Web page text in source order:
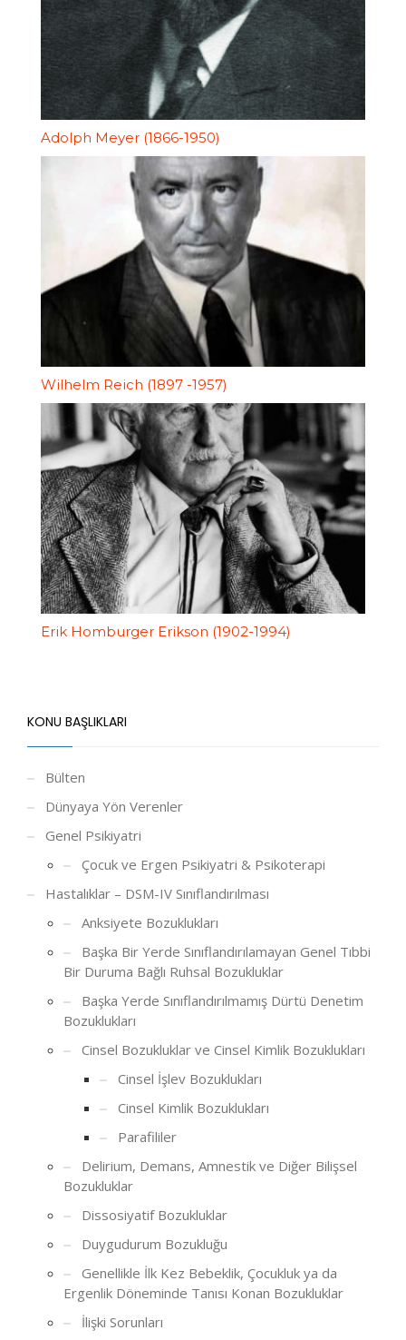
Adolph Meyer (1866-1950)
Wilhelm Reich (1897 -1957)
Erik Homburger Erikson (1902-1994)
KONU BAŞLIKLARI
Bülten
Dünyaya Yön Verenler
Genel Psikiyatri
Çocuk ve Ergen Psikiyatri & Psikoterapi
Hastalıklar – DSM-IV Sınıflandırılması
Anksiyete Bozuklukları
Başka Bir Yerde Sınıflandırılamayan Genel Tıbbi
Bir Duruma Bağlı Ruhsal Bozukluklar
Başka Yerde Sınıflandırılmamış Dürtü Denetim
Bozuklukları
Cinsel Bozukluklar ve Cinsel Kimlik Bozuklukları
Cinsel İşlev Bozuklukları
Cinsel Kimlik Bozuklukları
Parafililer
Delirium, Demans, Amnestik ve Diğer Bilişsel
Bozukluklar
Dissosiyatif Bozukluklar
Duygudurum Bozukluğu
Genellikle İlk Kez Bebeklik, Çocukluk ya da
Ergenlik Döneminde Tanısı Konan Bozukluklar
İlişki Sorunları